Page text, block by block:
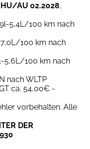
HU/AU 02.2028,
5,4L/100 km nach
100 km nach
5,6L/100 km nach
nach WLTP
ca. 54,00€ -
vorbehalten. Alle
DER